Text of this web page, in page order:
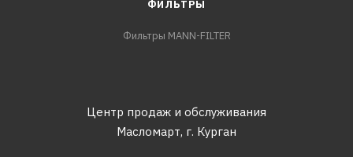
ФИЛЬТРЫ
Фильтры MANN-FILTER
Центр продаж и обслуживания
Масломарт, г. Курган